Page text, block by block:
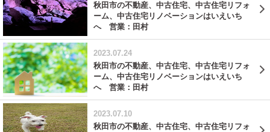
秋田市の不動産、中古住宅、中古住宅リフォ
ーム、中古住宅リノベーションはいえいち
へ 営業：田村
2023.07.24
秋田市の不動産、中古住宅、中古住宅リフォ
ーム、中古住宅リノベーションはいえいち
へ 営業：田村
2023.07.10
秋田市の不動産、中古住宅、中古住宅リフォ